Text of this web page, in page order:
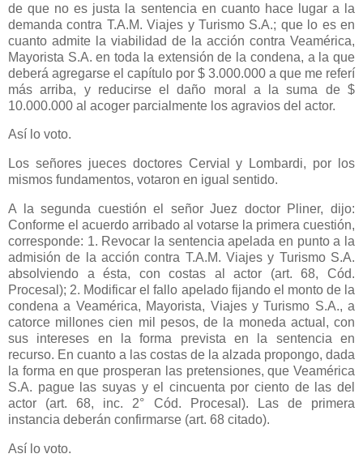
de que no es justa la sentencia en cuanto hace lugar a la
demanda contra T.A.M. Viajes y Turismo S.A.; que lo es en
cuanto admite la viabilidad de la acción contra Veamérica,
Mayorista S.A. en toda la extensión de la condena, a la que
deberá agregarse el capítulo por $ 3.000.000 a que me referí
más arriba, y reducirse el daño moral a la suma de $
10.000.000 al acoger parcialmente los agravios del actor.
Así lo voto.
Los señores jueces doctores Cervial y Lombardi, por los
mismos fundamentos, votaron en igual sentido.
A la segunda cuestión el señor Juez doctor Pliner, dijo:
Conforme el acuerdo arribado al votarse la primera cuestión,
corresponde: 1. Revocar la sentencia apelada en punto a la
admisión de la acción contra T.A.M. Viajes y Turismo S.A.
absolviendo a ésta, con costas al actor (art. 68, Cód.
Procesal); 2. Modificar el fallo apelado fijando el monto de la
condena a Veamérica, Mayorista, Viajes y Turismo S.A., a
catorce millones cien mil pesos, de la moneda actual, con
sus intereses en la forma prevista en la sentencia en
recurso. En cuanto a las costas de la alzada propongo, dada
la forma en que prosperan las pretensiones, que Veamérica
S.A. pague las suyas y el cincuenta por ciento de las del
actor (art. 68, inc. 2° Cód. Procesal). Las de primera
instancia deberán confirmarse (art. 68 citado).
Así lo voto.